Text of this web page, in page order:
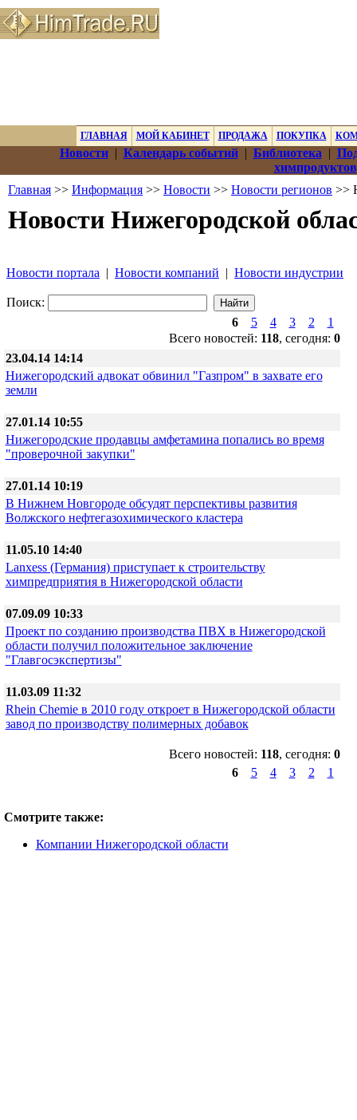
ГЛАВНАЯ МОЙ КАБИНЕТ ПРОДАЖА ПОКУПКА
Новости| Календарь событий| Библиотека |
химпродуктов
Главная >> Информация >> Новости >> Новости регионов >>
Новости Нижегородской
Новости портала | Новости компаний | Новости индустрии
Поиск:
6
5 4 3 2
1
Всего новостей: 118, сегодня: 0
23.04.14 14:14
Нижегородский адвокат обвинил "Газпром" в захвате его
земли
27.01.14 10:55
Нижегородские продавцы амфетамина попались во время
"проверочной закупки"
27.01.14 10:19
В Нижнем Новгороде обсудят перспективы развития
Волжского нефтегазохимического кластера
11.05.10 14:40
Lanxess (Германия) приступает к строительству
химпредприятия в Нижегородской области
07.09.09 10:33
Проект по созданию производства ПВХ в Нижегородской
области получил положительное заключение
"Главгосэкспертизы"
11.03.09 11:32
Rhein Chemie в 2010 году откроет в Нижегородской области
завод по производству полимерных добавок
Всего новостей: 118, сегодня: 0
6
5 4 3 2 1
Смотрите также:
Компании Нижегородской области